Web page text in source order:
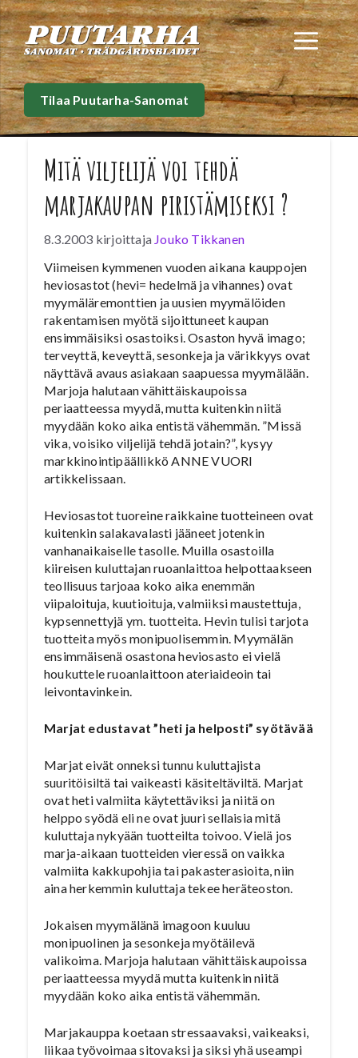
Siirry
sisältöön
Tilaa Puutarha-Sanomat
Mitä viljelijä voi tehdä
marjakaupan piristämiseksi ?
8.3.2003 kirjoittaja Jouko Tikkanen
Viimeisen kymmenen vuoden aikana kauppojen
heviosastot (hevi= hedelmä ja vihannes) ovat
myymäläremonttien ja uusien myymälöiden
rakentamisen myötä sijoittuneet kaupan
ensimmäisiksi osastoiksi. Osaston hyvä imago;
terveyttä, keveyttä, sesonkeja ja värikkyys ovat
näyttävä avaus asiakaan saapuessa myymälään.
Marjoja halutaan vähittäiskaupoissa
periaatteessa myydä, mutta kuitenkin niitä
myydään koko aika entistä vähemmän. ”Missä
vika, voisiko viljelijä tehdä jotain?”, kysyy
markkinointipäällikkö ANNE VUORI
artikkelissaan.
Heviosastot tuoreine raikkaine tuotteineen ovat
kuitenkin salakavalasti jääneet jotenkin
vanhanaikaiselle tasolle. Muilla osastoilla
kiireisen kuluttajan ruoanlaittoa helpottaakseen
teollisuus tarjoaa koko aika enemmän
viipaloituja, kuutioituja, valmiiksi maustettuja,
kypsennettyjä ym. tuotteita. Hevin tulisi tarjota
tuotteita myös monipuolisemmin. Myymälän
ensimmäisenä osastona heviosasto ei vielä
houkuttele ruoanlaittoon ateriaideoin tai
leivontavinkein.
Marjat edustavat ”heti ja helposti” syötävää
Marjat eivät onneksi tunnu kuluttajista
suuritöisiltä tai vaikeasti käsiteltäviltä. Marjat
ovat heti valmiita käytettäviksi ja niitä on
helppo syödä eli ne ovat juuri sellaisia mitä
kuluttaja nykyään tuotteilta toivoo. Vielä jos
marja-aikaan tuotteiden vieressä on vaikka
valmiita kakkupohjia tai pakasterasioita, niin
aina herkemmin kuluttaja tekee heräteoston.
Jokaisen myymälänä imagoon kuuluu
monipuolinen ja sesonkeja myötäilevä
valikoima. Marjoja halutaan vähittäiskaupoissa
periaatteessa myydä mutta kuitenkin niitä
myydään koko aika entistä vähemmän.
Marjakauppa koetaan stressaavaksi, vaikeaksi,
liikaa työvoimaa sitovaksi ja siksi yhä useampi